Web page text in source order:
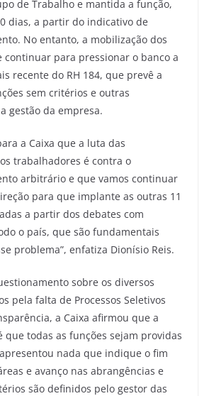
de Trabalho e mantida a função,
dias, a partir do indicativo de
No entanto, a mobilização dos
continuar para pressionar o banco a
recente do RH 184, que prevê a
sem critérios e outras
gestão da empresa.
a Caixa que a luta das
trabalhadores é contra o
arbitrário e que vamos continuar
para que implante as outras 11
a partir dos debates com
o país, que são fundamentais
problema”, enfatiza Dionísio Reis.
sobre os diversos
pela falta de Processos Seletivos
a Caixa afirmou que a
que todas as funções sejam providas
nada que indique o fim
e avanço nas abrangências e
são definidos pelo gestor das